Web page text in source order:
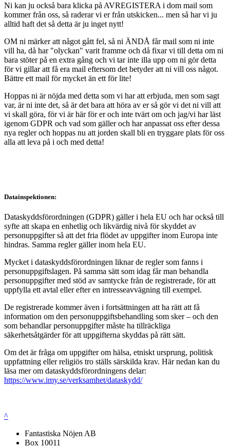
Ni kan ju också bara klicka på AVREGISTERA i dom mail som
kommer från oss, så raderar vi er från utskicken... men så har vi ju
alltid haft det så detta är ju inget nytt!
OM ni märker att något gått fel, så ni ÄNDÅ får mail som ni inte
vill ha, då har "olyckan" varit framme och då fixar vi till detta om ni
bara stöter på en extra gång och vi tar inte illa upp om ni gör detta
för vi gillar att få era mail eftersom det betyder att ni vill oss något.
Bättre ett mail för mycket än ett för lite!
Hoppas ni är nöjda med detta som vi har att erbjuda, men som sagt
var, är ni inte det, så är det bara att höra av er så gör vi det ni vill att
vi skall göra, för vi är här för er och inte tvärt om och jag/vi har läst
igenom GDPR och vad som gäller och har anpassat oss efter dessa
nya regler och hoppas nu att jorden skall bli en tryggare plats för oss
alla att leva på i och med detta!
Datainspektionen:
Dataskyddsförordningen (GDPR) gäller i hela EU och har också till
syfte att skapa en enhetlig och likvärdig nivå för skyddet av
personuppgifter så att det fria flödet av uppgifter inom Europa inte
hindras. Samma regler gäller inom hela EU.
Mycket i dataskyddsförordningen liknar de regler som fanns i
personuppgiftslagen. På samma sätt som idag får man behandla
personuppgifter med stöd av samtycke från de registrerade, för att
uppfylla ett avtal eller efter en intresseavvägning till exempel.
De registrerade kommer även i fortsättningen att ha rätt att få
information om den personuppgiftsbehandling som sker – och den
som behandlar personuppgifter måste ha tillräckliga
säkerhetsåtgärder för att uppgifterna skyddas på rätt sätt.
Om det är fråga om uppgifter om hälsa, etniskt ursprung, politisk
uppfattning eller religiös tro ställs särskilda krav. Här nedan kan du
läsa mer om dataskyddsförordningens delar:
https://www.imy.se/verksamhet/dataskydd/
^
Fantastiska Nöjen AB
Box 10011